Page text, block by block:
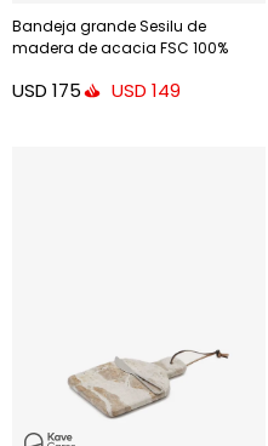
Bandeja grande Sesilu de
madera de acacia FSC 100%
USD 175 USD 149